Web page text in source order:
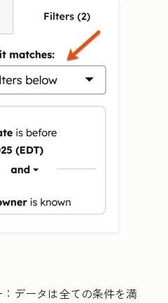
データは全ての条件を満